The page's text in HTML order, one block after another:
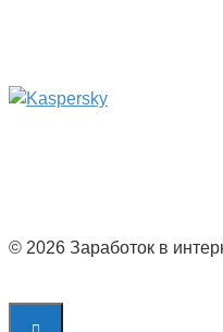
© 2026 Заработок в